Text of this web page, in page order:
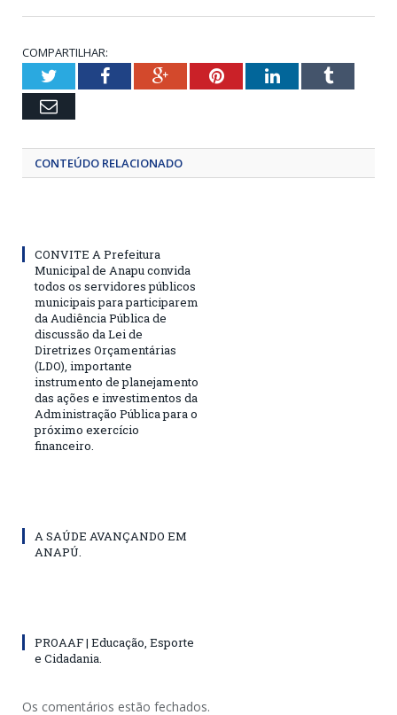
COMPARTILHAR:
TwitterFacebookGoogle+PinterestLinkedInTumblr
Email
CONTEÚDO RELACIONADO
CONVITE A Prefeitura
Municipal de Anapu convida
todos os servidores públicos
municipais para participarem
da Audiência Pública de
discussão da Lei de
Diretrizes Orçamentárias
(LDO), importante
instrumento de planejamento
das ações e investimentos da
Administração Pública para o
próximo exercício
financeiro.
A SAÚDE AVANÇANDO EM
ANAPÚ.
PROAAF | Educação, Esporte
e Cidadania.
Os comentários estão fechados.